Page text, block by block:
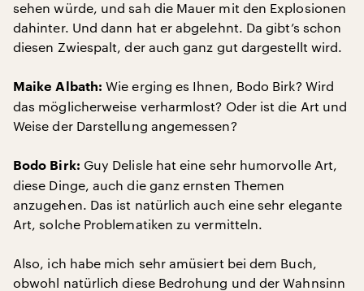
sehen würde, und sah die Mauer mit den Explosionen
dahinter. Und dann hat er abgelehnt. Da gibt’s schon
diesen Zwiespalt, der auch ganz gut dargestellt wird.
Maike Albath: Wie erging es Ihnen, Bodo Birk? Wird
das möglicherweise verharmlost? Oder ist die Art und
Weise der Darstellung angemessen?
Bodo Birk: Guy Delisle hat eine sehr humorvolle Art,
diese Dinge, auch die ganz ernsten Themen
anzugehen. Das ist natürlich auch eine sehr elegante
Art, solche Problematiken zu vermitteln.
Also, ich habe mich sehr amüsiert bei dem Buch,
obwohl natürlich diese Bedrohung und der Wahnsinn